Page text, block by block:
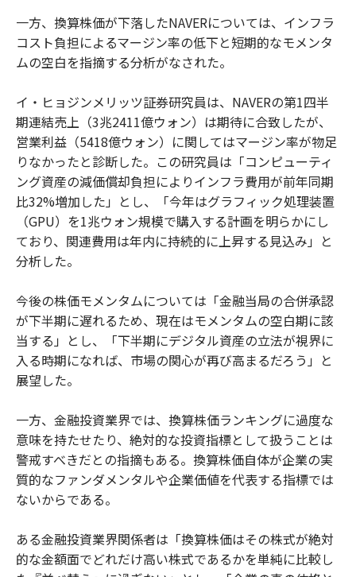
一方、換算株価が下落したNAVERについては、インフラ
コスト負担によるマージン率の低下と短期的なモメンタ
ムの空白を指摘する分析がなされた。
イ・ヒョジンメリッツ証券研究員は、NAVERの第1四半
期連結売上（3兆2411億ウォン）は期待に合致したが、
営業利益（5418億ウォン）に関してはマージン率が物足
りなかったと診断した。この研究員は「コンピューティ
ング資産の減価償却負担によりインフラ費用が前年同期
比32%増加した」とし、「今年はグラフィック処理装置
（GPU）を1兆ウォン規模で購入する計画を明らかにし
ており、関連費用は年内に持続的に上昇する見込み」と
分析した。
今後の株価モメンタムについては「金融当局の合併承認
が下半期に遅れるため、現在はモメンタムの空白期に該
当する」とし、「下半期にデジタル資産の立法が視界に
入る時期になれば、市場の関心が再び高まるだろう」と
展望した。
一方、金融投資業界では、換算株価ランキングに過度な
意味を持たせたり、絶対的な投資指標として扱うことは
警戒すべきだとの指摘もある。換算株価自体が企業の実
質的なファンダメンタルや企業価値を代表する指標では
ないからである。
ある金融投資業界関係者は「換算株価はその株式が絶対
的な金額面でどれだけ高い株式であるかを単純に比較し